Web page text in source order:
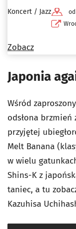
Koncert / Jazz
od
Zobacz
Japonia
Wśród
odsłona
przyjętej
Melt Banana
w wielu
Shins-K z
taniec, a tu
Kazuhisa